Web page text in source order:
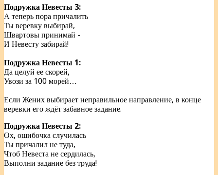
Подружка Невесты 3:
А теперь пора причалить
Ты веревку выбирай,
Швартовы принимай -
И Невесту забирай!
Подружка Невесты 1:
Да целуй ее скорей,
Увози за 100 морей…
Если Жених выбирает неправильное направление, в конце
веревки его ждёт забавное задание.
Подружка Невесты 2:
Ох, ошибочка случилась
Ты причалил не туда,
Чтоб Невеста не сердилась,
Выполни задание без труда!